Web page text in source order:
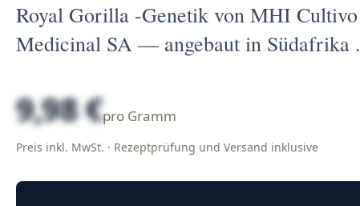
Royal Gorilla -Genetik von MHI Cultivo
Medicinal SA — angebaut in Südafrika .
9,98 €pro Gramm
Preis inkl. MwSt. · Rezeptprüfung und Versand inklusive